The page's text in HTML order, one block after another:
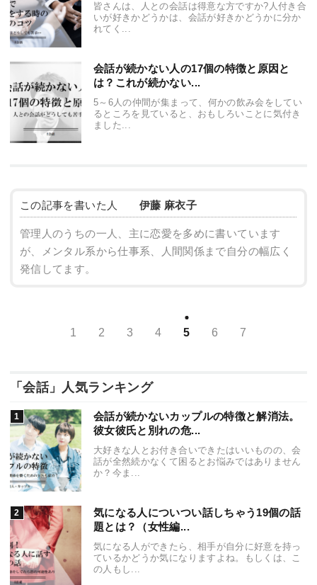
皆さんは、人との会話は得意な方ですか?人付き合
いが好きかどうかは、会話が好きかどうかに分か
れてく...
会話が続かない人の17個の特徴と原因と
は？これが続かない...
5～6人の仲間が集まって、何かの飲み会をしてい
るところを見ていると、おもしろいことに気付き
ました...
この記事を書いた人 伊藤 麻衣子
管理人のうちの一人、主に恋愛を多めに書いています
が、メンタル系から仕事系、人間関係まで自分の幅広く
発信してます。
1 2 3 4 5 6 7
「会話」人気ランキング
会話が続かないカップルの特徴と解消法。
彼女彼氏と別れの危...
大好きな人とお付き合いできたはいいものの、会
話が全然続かなくて困るとお悩みではありません
か？今ま...
気になる人についつい話しちゃう19個の話
題とは？（女性編...
気になる人ができたら、相手が自分に好意を持っ
ているかどうか気になりますよね。もしくは、こ
の人もし...